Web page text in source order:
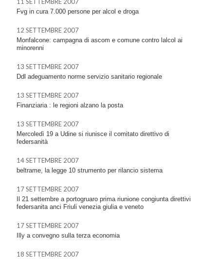
Fvg in cura 7.000 persone per alcol e droga
12 SETTEMBRE 2007
Monfalcone: campagna di ascom e comune contro lalcol ai
minorenni
13 SETTEMBRE 2007
Ddl adeguamento norme servizio sanitario regionale
13 SETTEMBRE 2007
Finanziaria : le regioni alzano la posta
13 SETTEMBRE 2007
Mercoledì 19 a Udine si riunisce il comitato direttivo di
federsanità
14 SETTEMBRE 2007
beltrame, la legge 10 strumento per rilancio sistema
17 SETTEMBRE 2007
Il 21 settembre a portogruaro prima riunione congiunta direttivi
federsanita anci Friuli venezia giulia e veneto
17 SETTEMBRE 2007
Illy a convegno sulla terza economia
18 SETTEMBRE 2007